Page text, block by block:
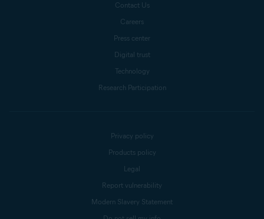
Contact Us
Careers
Press center
Digital trust
Technology
Research Participation
Privacy policy
Products policy
Legal
Report vulnerability
Modern Slavery Statement